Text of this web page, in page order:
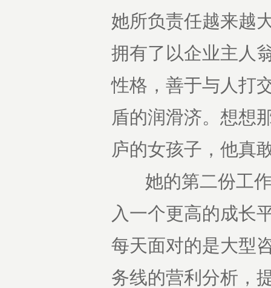
她所负责任越来越
拥有了以企业主人
性格，善于与人打
盾的润滑济。想想
庐的女孩子，他真
她的第二份工作
入一个更高的成长
每天面对的是大型
务线的营利分析，